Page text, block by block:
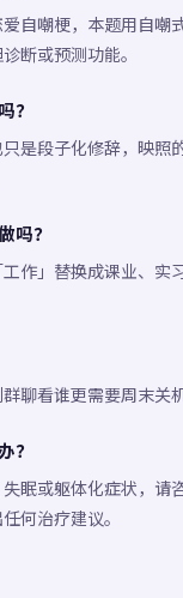
自嘲梗，本题用自嘲
断或预测功能。
？
是段子化修辞，映照
吗？
作」替换成课业、实
聊看谁更需要周末关机
？
眠或躯体化症状，请
何治疗建议。